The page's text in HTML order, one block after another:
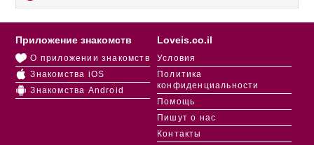
to
expand
contents
Loveis.co.il
Условия
Политика
конфиденциальности
Помощь
Пишут о нас
Контакты
Приложение знакомств
О приложении знакомств
Знакомства iOS
Знакомства Android